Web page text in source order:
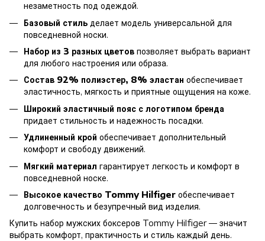
незаметность под одеждой.
Базовый стиль делает модель универсальной для
повседневной носки.
Набор из 3 разных цветов позволяет выбрать вариант
для любого настроения или образа.
Состав 92% полиэстер, 8% эластан обеспечивает
эластичность, мягкость и приятные ощущения на коже.
Широкий эластичный пояс с логотипом бренда
придает стильность и надежность посадки.
Удлиненный крой обеспечивает дополнительный
комфорт и свободу движений.
Мягкий материал гарантирует легкость и комфорт в
повседневной носке.
Высокое качество Tommy Hilfiger обеспечивает
долговечность и безупречный вид изделия.
Купить набор мужских боксеров Tommy Hilfiger — значит
выбрать комфорт, практичность и стиль каждый день.